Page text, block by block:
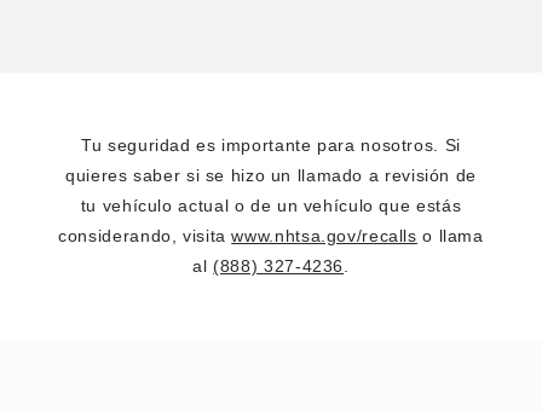
Tu seguridad es importante para nosotros. Si
quieres saber si se hizo un llamado a revisión de
tu vehículo actual o de un vehículo que estás
considerando, visitawww.nhtsa.gov/recalls o llama
al (888) 327-4236